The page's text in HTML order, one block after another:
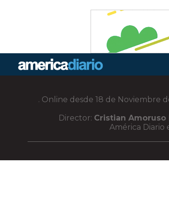
. Online desde 18 de Noviembre
Director: Cristian Amoruso
América